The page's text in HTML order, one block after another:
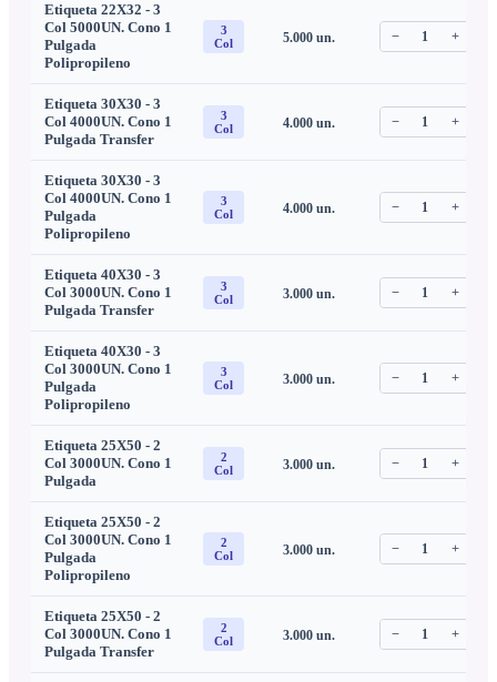
Etiqueta 22X32 - 3
Col 5000UN. Cono 1
Pulgada
Polipropileno
3
Col
5.000un. − 1 +
Etiqueta 30X30 - 3
Col 4000UN. Cono 1
Pulgada Transfer
3
Col
4.000un. − 1 +
Etiqueta 30X30 - 3
Col 4000UN. Cono 1
Pulgada
Polipropileno
3
Col
4.000un. − 1 +
Etiqueta 40X30 - 3
Col 3000UN. Cono 1
Pulgada Transfer
3
Col
3.000un. − 1 +
Etiqueta 40X30 - 3
Col 3000UN. Cono 1
Pulgada
Polipropileno
3
Col
3.000un. − 1 +
Etiqueta 25X50 - 2
Col 3000UN. Cono 1
Pulgada
2
Col
3.000un. − 1 +
Etiqueta 25X50 - 2
Col 3000UN. Cono 1
Pulgada
Polipropileno
2
Col
3.000un. − 1 +
Etiqueta 25X50 - 2
Col 3000UN. Cono 1
Pulgada Transfer
2
Col
3.000un. − 1 +